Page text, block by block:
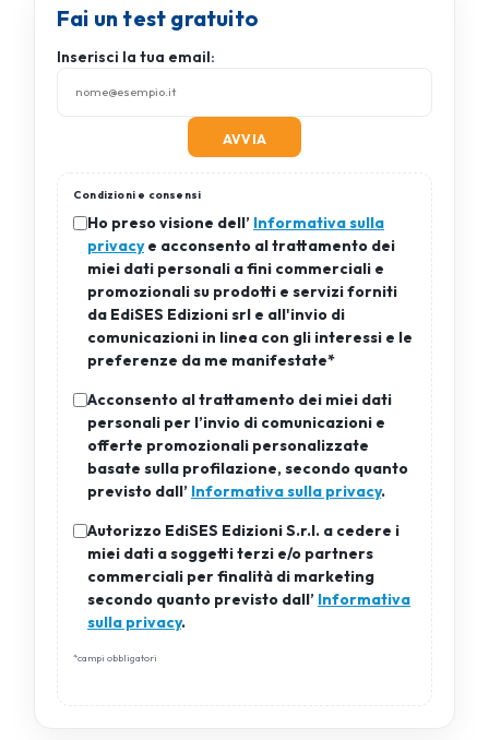
Fai un test gratuito
Inserisci la tua email:
Condizioni e consensi
Ho preso visione dell’ Informativa sulla
privacye acconsento al trattamento dei
miei dati personali a fini commerciali e
promozionali su prodotti e servizi forniti
da EdiSES Edizioni srl e all'invio di
comunicazioni in linea con gli interessi e le
preferenze da me manifestate*
Acconsento al trattamento dei miei dati
personali per l’invio di comunicazioni e
offerte promozionali personalizzate
basate sulla profilazione, secondo quanto
previsto dall’ Informativa sulla privacy.
Autorizzo EdiSES Edizioni S.r.l. a cedere i
miei dati a soggetti terzi e/o partners
commerciali per finalità di marketing
secondo quanto previsto dall’ Informativa
sulla privacy.
*campi obbligatori